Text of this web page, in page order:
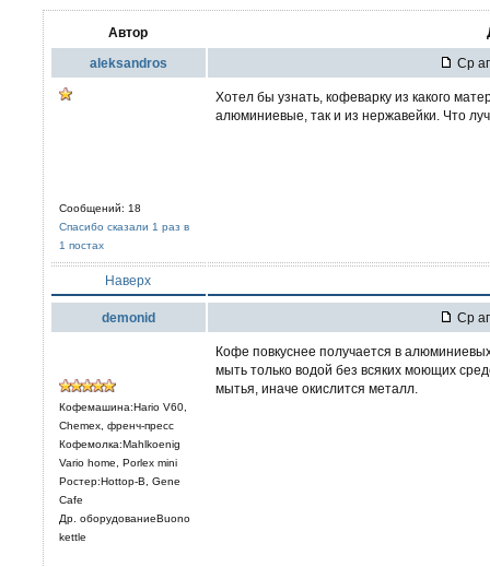
Автор
aleksandros Ср
Сообщений: 18
Спасибо сказали 1 раз в
1 постах
Хотел бы узнать, кофеварку из какого
алюминиевые, так и из нержавейки. Что
Наверх
demonid Ср
Кофемашина:Hario V60,
Chemex, френч-пресс
Кофемолка:Mahlkoenig
Vario home, Porlex mini
Ростер:Hottop-B, Gene
Cafe
Др. оборудованиеBuono
kettle
Кофе повкуснее получается в
мыть только водой без всяких моющих
мытья, иначе окислится металл.